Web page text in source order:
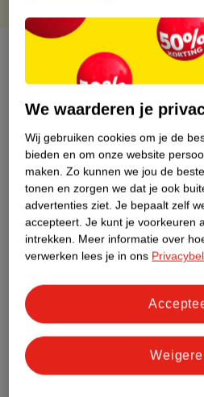
Over dit product
Productinformatie
Etiketinformatie
Nature Impact Score
Dit product
Impact Score.
Meer
Bestel & Bezorginformatie
Bekijk ook
We waarderen je
Wij gebruiken cookies om je de
bieden en om onze website
maken. Zo kunnen we jou de
tonen en zorgen we dat je ook
advertenties ziet. Je bepaalt zelf
accepteert. Je kunt je voorkeuren
intrekken. Meer informatie over
verwerken lees je in ons